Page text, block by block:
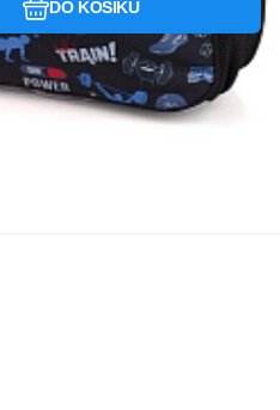
DO KOŠÍKU